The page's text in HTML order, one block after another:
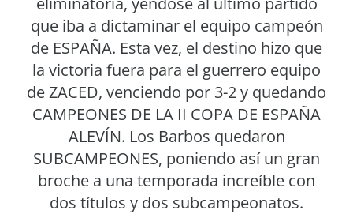
que iba a dictaminar el equipo campeón
de ESPAÑA. Esta vez, el destino hizo que
la victoria fuera para el guerrero equipo
de ZACED, venciendo por 3-2 y quedando
CAMPEONES DE LA II COPA DE ESPAÑA
ALEVÍN. Los Barbos quedaron
SUBCAMPEONES, poniendo así un gran
broche a una temporada increíble con
dos títulos y dos subcampeonatos.